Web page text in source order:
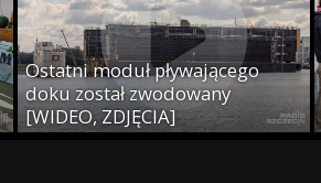
Ostatni moduł pływającego
doku został zwodowany
[WIDEO, ZDJĘCIA]